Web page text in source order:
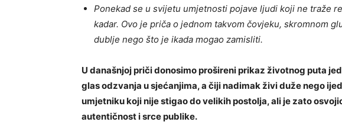
Ponekad se u svijetu umjetnosti pojave ljudi koji ne traže
kadar. Ovo je priča o jednom takvom čovjeku, skromnom
dublje nego što je ikada mogao zamisliti.
U današnjoj priči donosimo prošireni prikaz životnog puta
glas odzvanja u sjećanjima, a čiji nadimak živi duže nego
umjetniku koji nije stigao do velikih postolja, ali je zato
autentičnost i srce publike.